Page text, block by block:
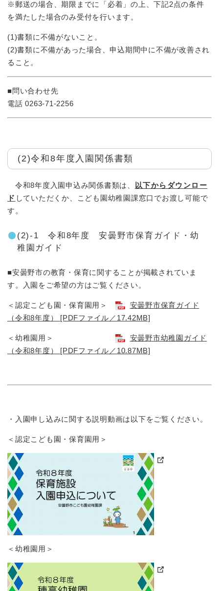
※郵送の場合、期限までに「必着」の上、下記2点の条件
を満たした場合のみ受付を行います。
(1)書類に不備がないこと。
(2)書類に不備があった場合、申込期間中に不備が改善され
ること。
■問い合わせ先
電話 0263-71-2256​​
(2)令和8年度入園関係書類
​​ 令和8年度入園申込み関係書類は、
以下からダウンロー
ド していただくか、こども園幼稚園課窓口でお渡し可能で
す。
(2)-1 令和8年度 安曇野市保育ガイド・幼
稚園ガイド
■安曇野市の教育・保育に関することが掲載されていま
す。入園をご希望の方はご覧ください。
＜認定こども園・保育園用＞
安曇野市保育ガイド
（令和8年度） [PDFファイル／17.42MB]
＜幼稚園用＞
安曇野市幼稚園ガイド
（令和8年度） [PDFファイル／10.87MB]
・入園申し込みに関する説明動画は以下をご覧ください。
＜認定こども園・保育園用＞
＜幼稚園用＞